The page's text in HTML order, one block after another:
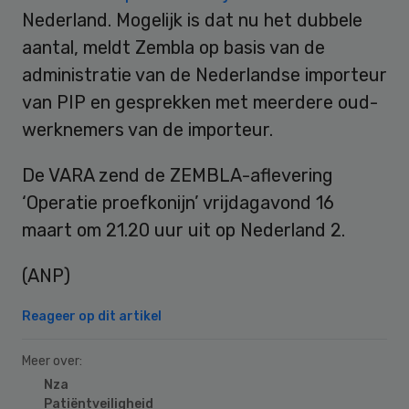
Nederland. Mogelijk is dat nu het dubbele
aantal, meldt Zembla op basis van de
administratie van de Nederlandse importeur
van PIP en gesprekken met meerdere oud-
werknemers van de importeur.
De VARA zend de ZEMBLA-aflevering
‘Operatie proefkonijn’ vrijdagavond 16
maart om 21.20 uur uit op Nederland 2.
(ANP)
Reageer op dit artikel
Meer over:
Nza
Patiëntveiligheid